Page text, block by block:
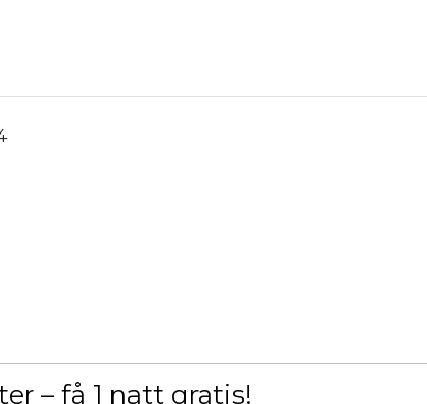
– få 1 natt gratis!